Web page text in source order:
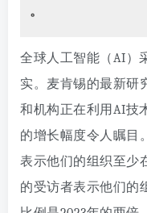
。
全球人工智能（AI）
实。麦肯锡的最新研
和机构正在利用AI技
的增长幅度令人瞩目
表示他们的组织至少
的受访者表示他们的